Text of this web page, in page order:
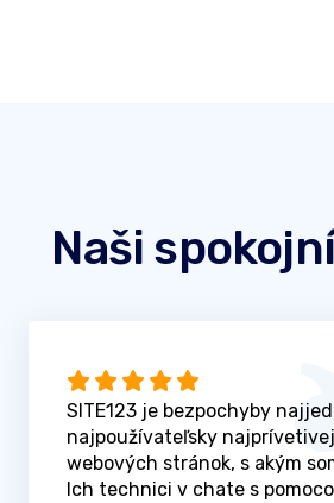
Naši
SITE123 je bezpochyby
najpoužívateľsky
webových stránok, s akým
Ich technici v chate s